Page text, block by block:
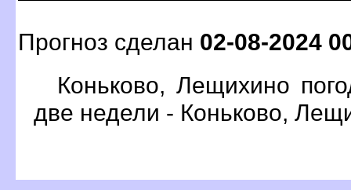
Прогноз сделан 02-08-2024
Коньково, Лещихино
две недели - Коньково,